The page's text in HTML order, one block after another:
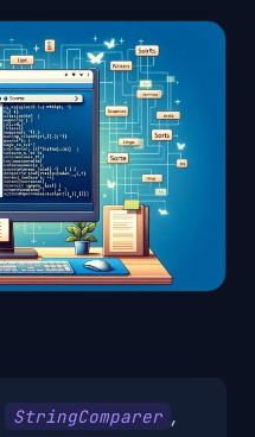
StringComparer ,